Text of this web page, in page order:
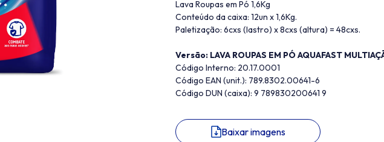
Lava Roupas em Pó 1,6Kg
Conteúdo da caixa: 12un x 1,6Kg.
Paletização: 6cxs (lastro) x 8cxs (altura) = 48cxs.
Versão: LAVA ROUPAS EM PÓ AQUAFAST
Código Interno: 20.17.0001
Código EAN (unit.): 789.8302.00641-6
Código DUN (caixa): 9 789830200641 9
Baixar imagens